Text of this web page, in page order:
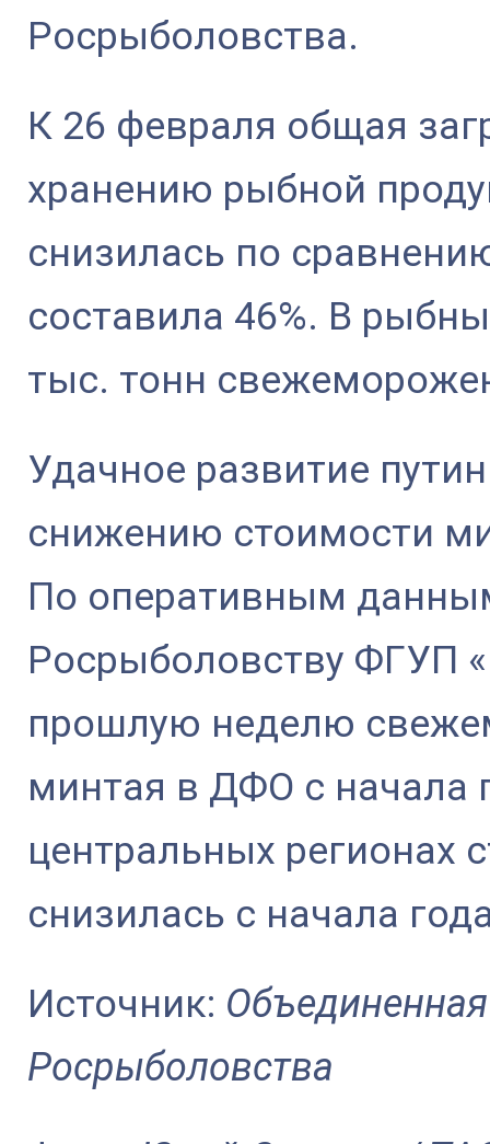
Росрыболовства.
К 26 февраля общая
хранению рыбной
снизилась по
составила 46%. В
тыс. тонн
Удачное развитие
снижению стоимости
По оперативным
Росрыболовству ФГУП
прошлую неделю
минтая в ДФО с начала
центральных регионах
снизилась с начала
Источник:
Росрыболовства